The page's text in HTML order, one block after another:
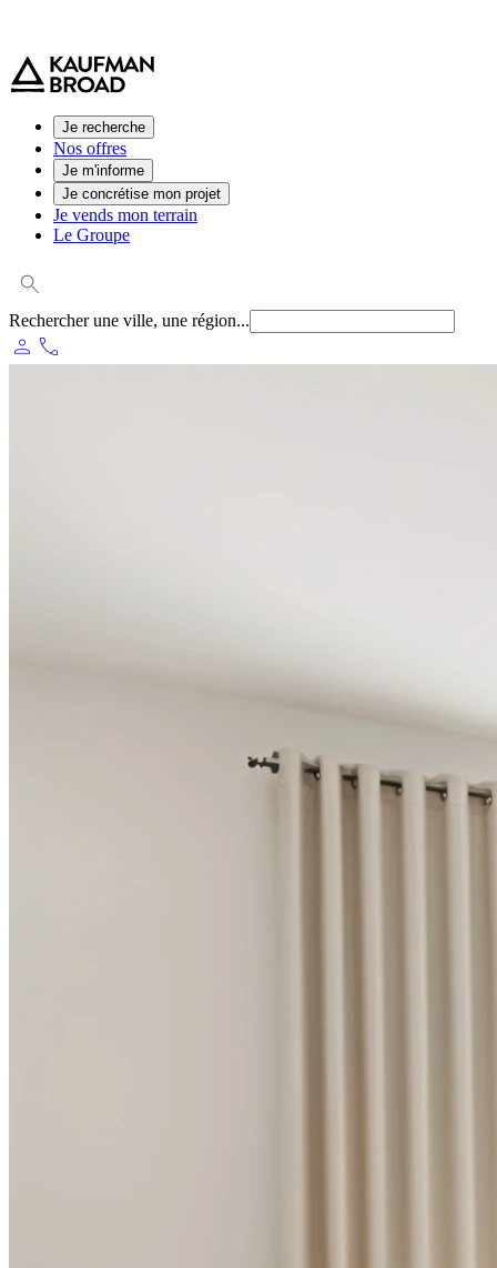
Je recherche
Nos offres
Je m'informe
Je concrétise mon projet
Je vends mon terrain
Le Groupe
Rechercher une ville, une région...
person phone